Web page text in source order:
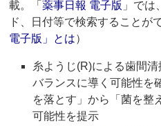
載。「薬事日報 電子版 」で
ド、日付等で検索することが
電子版」とは）
糸ようじ(R)による歯間
バランスに導く可能性
を落とす」から「菌を整
可能性を提示